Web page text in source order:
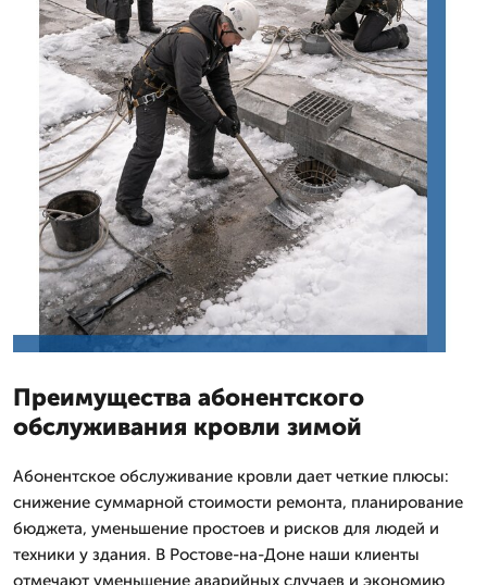
Преимущества абонентского
обслуживания кровли зимой
Абонентское обслуживание кровли дает четкие плюсы:
снижение суммарной стоимости ремонта, планирование
бюджета, уменьшение простоев и рисков для людей и
техники у здания. В Ростове-на-Доне наши клиенты
отмечают уменьшение аварийных случаев и экономию